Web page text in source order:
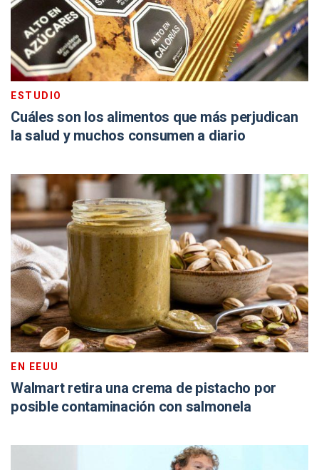
ESTUDIO
Cuáles son los alimentos que más perjudican
la salud y muchos consumen a diario
EN EEUU
Walmart retira una crema de pistacho por
posible contaminación con salmonela